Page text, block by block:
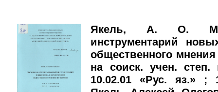
Якель, А. О.
инструментарий
общественного
на соиск. учен.
10.02.01 «Рус. яз.» ;